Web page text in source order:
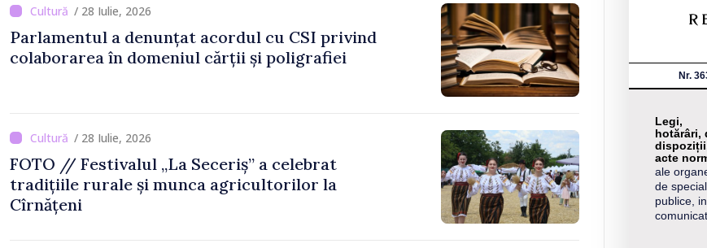
/ 28 Iulie, 2026
Parlamentul a denunțat acordul cu CSI privind
colaborarea în domeniul cărții și poligrafiei
/ 28 Iulie, 2026
FOTO // Festivalul „La Seceriș” a celebrat
tradițiile rurale și munca agricultorilor la
Cîrnățeni
Nr.
Legi,
hotărâri,
acte
ale
de
publice,